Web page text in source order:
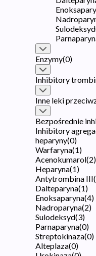
Sulodeksyd
Enzymy(0)
Inhibitory
Inne leki
Bezpośrednie
Inhibitory
heparyny(0)
Warfaryna(1)
Acenokumarol(2)
Heparyna(1)
Antytrombina III(
Dalteparyna(1)
Enoksaparyna(4)
Nadroparyna(2)
Sulodeksyd(3)
Parnaparyna(0)
Streptokinaza(0)
Alteplaza(0)